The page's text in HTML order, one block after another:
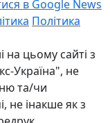
в Google News
Політика
на цьому сайті з
Україна", не
та/чи
не інакше як з